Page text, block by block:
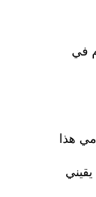
في
هذا